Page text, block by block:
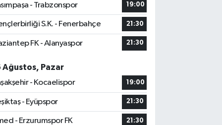
- Trabzonspor 19:00
S.K. - Fenerbahçe 21:30
FK - Alanyaspor 21:30
Ağustos, Pazar
- Kocaelispor
19:00
- Eyüpspor 21:30
- Erzurumspor FK 21:30